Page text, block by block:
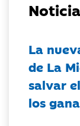
La
de La
salvar
los